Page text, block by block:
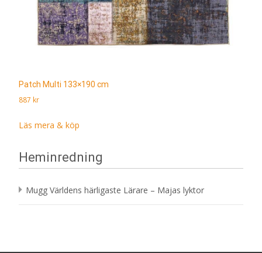
Patch Multi 133×190 cm
887 kr
Läs mera & köp
Heminredning
Mugg Världens härligaste Lärare – Majas lyktor